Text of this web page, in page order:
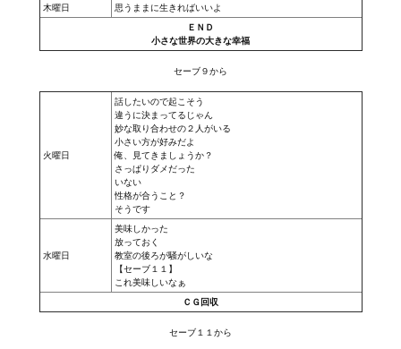
木曜日
思うままに生きればいいよ
ＥＮＤ
小さな世界の大きな幸福
セーブ９から
火曜日
話したいので起こそう
違うに決まってるじゃん
妙な取り合わせの２人がいる
小さい方が好みだよ
俺、見てきましょうか？
さっぱりダメだった
いない
性格が合うこと？
そうです
水曜日
美味しかった
放っておく
教室の後ろが騒がしいな
【セーブ１１】
これ美味しいなぁ
ＣＧ回収
セーブ１１から